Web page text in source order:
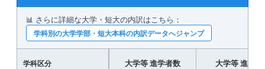
📊 さらに詳細な大学・短大の内訳はこちら：
学科別の大学学部・短大本科の内訳データへジャンプ
学科区分 大学等 進学者数 大学等 進学率